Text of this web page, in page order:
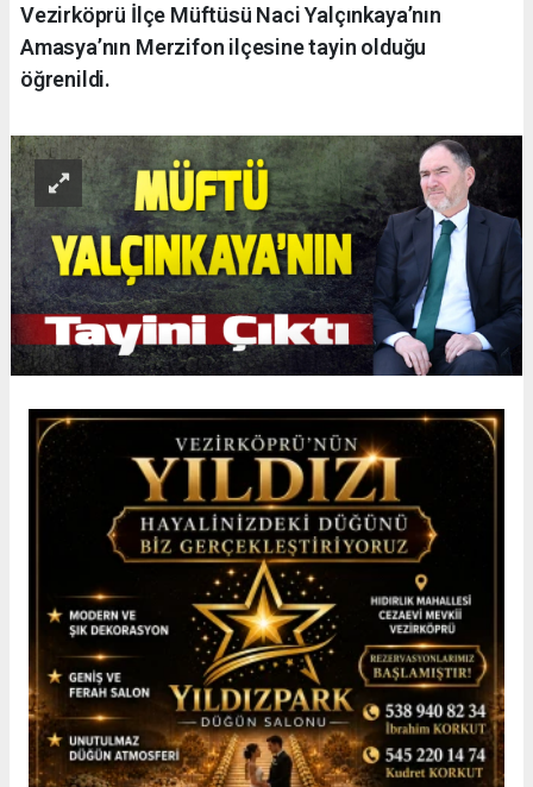
Vezirköprü İlçe Müftüsü Naci Yalçınkaya’nın
Amasya’nın Merzifon ilçesine tayin olduğu
öğrenildi.